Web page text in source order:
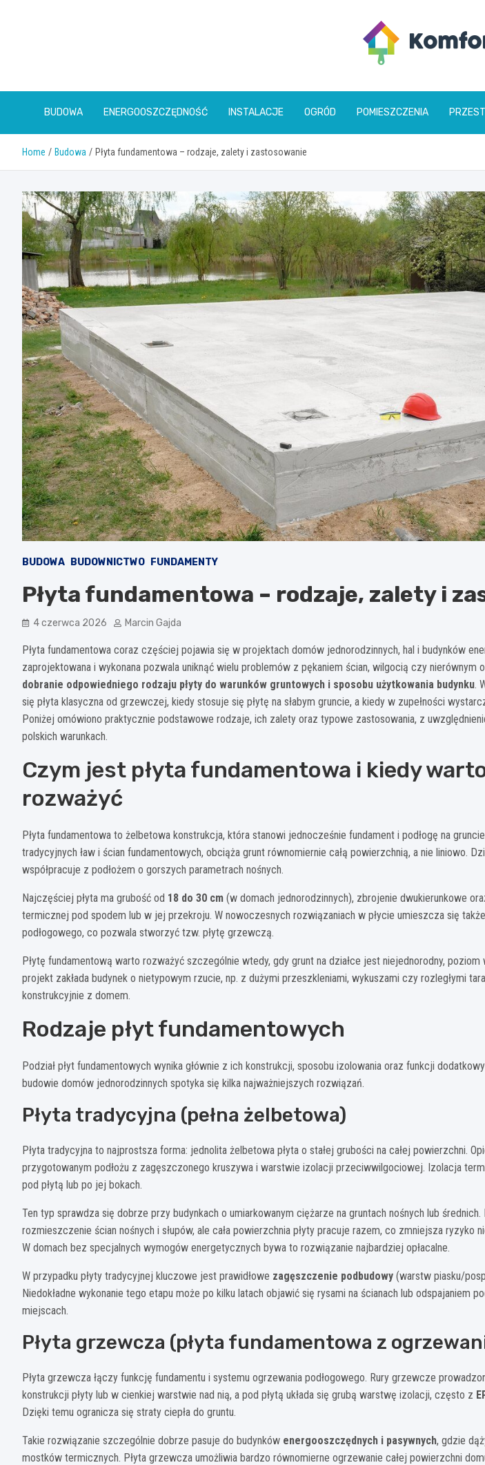
BUDOWA ENERGOOSZCZĘDNOŚĆ INSTALACJE OGRÓD POMIESZCZENIA
Home Budowa Płyta fundamentowa – rodzaje, zalety i zastosowanie
BUDOWA BUDOWNICTWO FUNDAMENTY
Płyta fundamentowa – rodzaje, zalety i
4 czerwca 2026 Marcin Gajda
Płyta fundamentowa coraz częściej pojawia się w projektach domów jednorodzinnych, hal i budynków
zaprojektowana i wykonana pozwala uniknąć wielu problemów z pękaniem ścian, wilgocią czy nierównym
dobranie odpowiedniego rodzaju płyty do warunków gruntowych i sposobu użytkowania budynku.
się płyta klasyczna od grzewczej, kiedy stosuje się płytę na słabym gruncie, a kiedy w zupełności
Poniżej omówiono praktycznie podstawowe rodzaje, ich zalety oraz typowe zastosowania, z
polskich warunkach.
Czym jest płyta fundamentowa i kiedy
rozważyć
Płyta fundamentowa to żelbetowa konstrukcja, która stanowi jednocześnie fundament i podłogę na
tradycyjnych ław i ścian fundamentowych, obciąża grunt równomiernie całą powierzchnią, a nie liniowo.
współpracuje z podłożem o gorszych parametrach nośnych.
Najczęściej płyta ma grubość od 18 do 30 cm (w domach jednorodzinnych), zbrojenie dwukierunkowe
termicznej pod spodem lub w jej przekroju. W nowoczesnych rozwiązaniach w płycie umieszcza się
podłogowego, co pozwala stworzyć tzw. płytę grzewczą.
Płytę fundamentową warto rozważyć szczególnie wtedy, gdy grunt na działce jest niejednorodny,
projekt zakłada budynek o nietypowym rzucie, np. z dużymi przeszkleniami, wykuszami czy rozległymi
konstrukcyjnie z domem.
Rodzaje płyt fundamentowych
Podział płyt fundamentowych wynika głównie z ich konstrukcji, sposobu izolowania oraz funkcji
budowie domów jednorodzinnych spotyka się kilka najważniejszych rozwiązań.
Płyta tradycyjna (pełna żelbetowa)
Płyta tradycyjna to najprostsza forma: jednolita żelbetowa płyta o stałej grubości na całej powierzchni.
przygotowanym podłożu z zagęszczonego kruszywa i warstwie izolacji przeciwwilgociowej. Izolacja
pod płytą lub po jej bokach.
Ten typ sprawdza się dobrze przy budynkach o umiarkowanym ciężarze na gruntach nośnych lub
rozmieszczenie ścian nośnych i słupów, ale cała powierzchnia płyty pracuje razem, co zmniejsza ryzyko
W domach bez specjalnych wymogów energetycznych bywa to rozwiązanie najbardziej opłacalne.
W przypadku płyty tradycyjnej kluczowe jest prawidłowe zagęszczenie podbudowy (warstw piasku/
Niedokładne wykonanie tego etapu może po kilku latach objawić się rysami na ścianach lub odspajaniem
miejscach.
Płyta grzewcza (płyta fundamentowa z
Płyta grzewcza łączy funkcję fundamentu i systemu ogrzewania podłogowego. Rury grzewcze
konstrukcji płyty lub w cienkiej warstwie nad nią, a pod płytą układa się grubą warstwę izolacji, często z
Dzięki temu ogranicza się straty ciepła do gruntu.
Takie rozwiązanie szczególnie dobrze pasuje do budynków energooszczędnych i pasywnych, gdzie
mostków termicznych. Płyta grzewcza umożliwia bardzo równomierne ogrzewanie całej powierzchni